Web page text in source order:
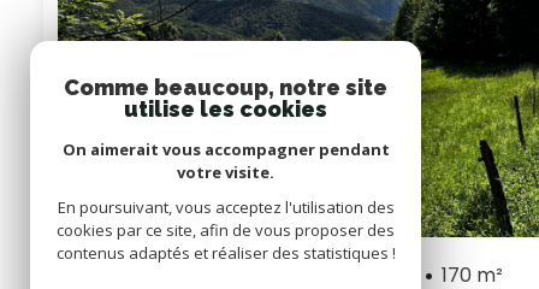
170 m²
Comme beaucoup, notre site
utilise les cookies
On aimerait vous accompagner pendant
votre visite.
En poursuivant, vous acceptez l'utilisation des
cookies par ce site, afin de vous proposer des
contenus adaptés et réaliser des statistiques !